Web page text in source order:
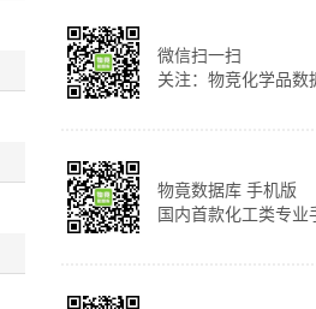
微信扫一扫
关注：物竞化学品数
物竟数据库 手机版
国内首款化工类专业